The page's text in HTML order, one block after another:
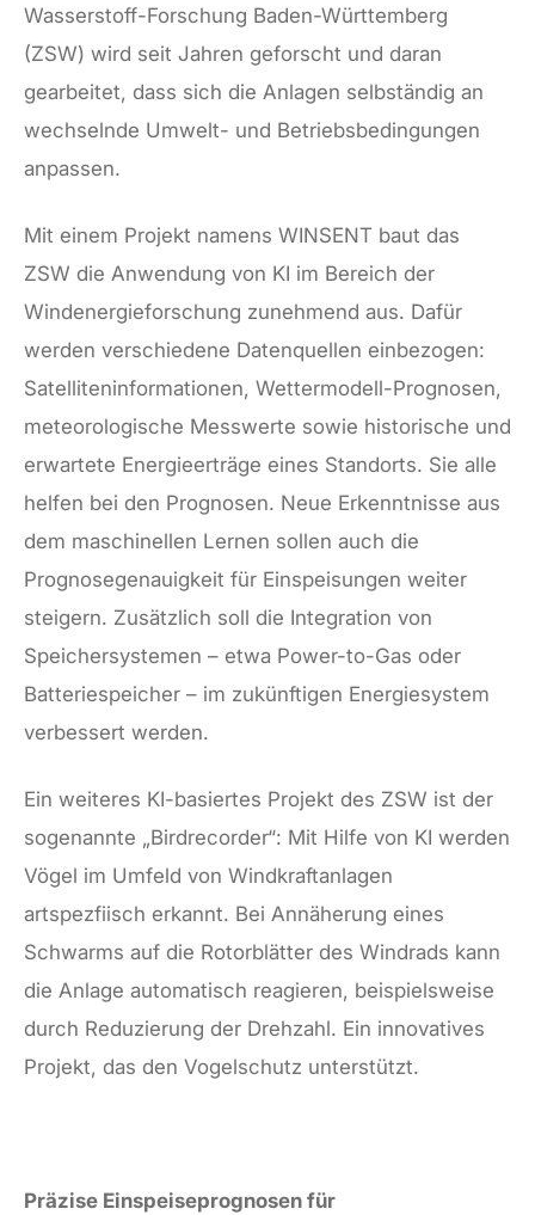
Wasserstoff-Forschung Baden-Württemberg
(ZSW) wird seit Jahren geforscht und daran
gearbeitet, dass sich die Anlagen selbständig an
wechselnde Umwelt- und Betriebsbedingungen
anpassen.
Mit einem Projekt namens WINSENT baut das
ZSW die Anwendung von KI im Bereich der
Windenergieforschung zunehmend aus. Dafür
werden verschiedene Datenquellen einbezogen:
Satelliteninformationen, Wettermodell-Prognosen,
meteorologische Messwerte sowie historische und
erwartete Energieerträge eines Standorts. Sie alle
helfen bei den Prognosen. Neue Erkenntnisse aus
dem maschinellen Lernen sollen auch die
Prognosegenauigkeit für Einspeisungen weiter
steigern. Zusätzlich soll die Integration von
Speichersystemen – etwa Power-to-Gas oder
Batteriespeicher – im zukünftigen Energiesystem
verbessert werden.
Ein weiteres KI-basiertes Projekt des ZSW ist der
sogenannte „Birdrecorder“: Mit Hilfe von KI werden
Vögel im Umfeld von Windkraftanlagen
artspezfiisch erkannt. Bei Annäherung eines
Schwarms auf die Rotorblätter des Windrads kann
die Anlage automatisch reagieren, beispielsweise
durch Reduzierung der Drehzahl. Ein innovatives
Projekt, das den Vogelschutz unterstützt.
Präzise Einspeiseprognosen für